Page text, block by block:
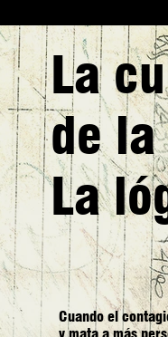
La
de
La
Cuando el